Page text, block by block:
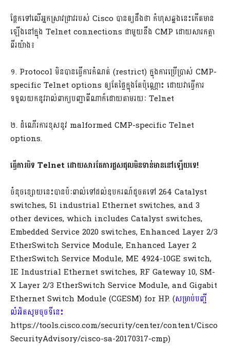
ផ្អែកទៅលើអ្នកស្រាវជ្រាវរបស់ Cisco បានឲ្យដឹងថា កំហុសឆ្គងនេះកើតមាន
ឡើងនៅក្នុង Telnet connections ជាមួយនឹង CMP ដោយសារកត្តា
ពីរយ៉ាង៖
១. Protocol មិនបានធ្វើការកំណត់ (restrict) ក្នុងការប្រើប្រាស់ CMP-
specific Telnet options ឲ្យតែផ្ទៃក្នុងតែប៉ុណ្ណោះ ដោយវាធ្វើការ
ទទួលយកនូវរាល់ពាក្យបញ្ជាពីណាក៏ដោយតាមរយៈ Telnet
២. ដំណើរការខុសនូវ malformed CMP-specific Telnet
options.
ធ្វើការបិទ Telnet ដោយសារតែការជួសជុលមិនទាន់មាននៅឡើយទេ!
ចំនុចខ្សោយនេះបានប៉ៈពាល់ទៅដល់ឧបករណ៍ដូចតទៅ 264 Catalyst
switches, 51 industrial Ethernet switches, and 3
other devices, which includes Catalyst switches,
Embedded Service 2020 switches, Enhanced Layer 2/3
EtherSwitch Service Module, Enhanced Layer 2
EtherSwitch Service Module, ME 4924-10GE switch,
IE Industrial Ethernet switches, RF Gateway 10, SM-
X Layer 2/3 EtherSwitch Service Module, and Gigabit
Ethernet Switch Module (CGESM) for HP. (សម្រាប់បញ្ជី
លំអិតសូមចុចទីនេះ
https://tools.cisco.com/security/center/content/Cisco
SecurityAdvisory/cisco-sa-20170317-cmp)